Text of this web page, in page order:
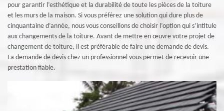
pour garantir l’esthétique et la durabilité de toute les pièces de la toiture
et les murs de la maison. Si vous préférez une solution qui dure plus de
cinquantaine d’année, nous vous conseillons de choisir l’option qui s’intitule
aux changements de la toiture. Avant de mettre en œuvre votre projet de
changement de toiture, il est préférable de faire une demande de devis.
La demande de devis chez un professionnel vous permet de recevoir une
prestation fiable.